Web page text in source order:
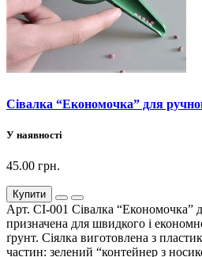
Сівалка “Економочка” для
У наявності
45.00 грн.
Купити
Арт. СІ-001 Сівалка “Економочка”
призначена для швидкого і
ґрунт. Сіялка виготовлена з
частин: зелений “контейнер з